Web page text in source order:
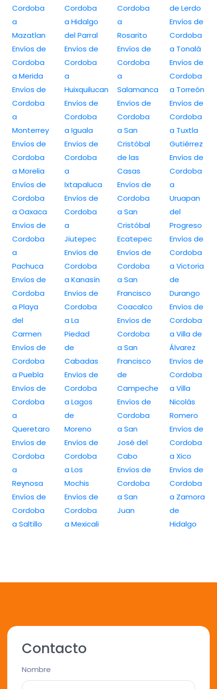
Cordoba
a
Mazatlan
Envíos de
Cordoba
a Merida
Envíos de
Cordoba
a
Monterrey
Envíos de
Cordoba
a Morelia
Envíos de
Cordoba
a Oaxaca
Envíos de
Cordoba
a
Pachuca
Envíos de
Cordoba
a Playa
del
Carmen
Envíos de
Cordoba
a Puebla
Envíos de
Cordoba
a
Queretaro
Envíos de
Cordoba
a
Reynosa
Envíos de
Cordoba
a Saltillo
Cordoba
a Hidalgo
del Parral
Envíos de
Cordoba
a
Huixquilucan
Envíos de
Cordoba
a Iguala
Envíos de
Cordoba
a
Ixtapaluca
Envíos de
Cordoba
a
Jiutepec
Envíos de
Cordoba
a Kanasín
Envíos de
Cordoba
a La
Piedad
de
Cabadas
Envíos de
Cordoba
a Lagos
de
Moreno
Envíos de
Cordoba
a Los
Mochis
Envíos de
Cordoba
a Mexicali
Cordoba
a
Rosarito
Envíos de
Cordoba
a
Salamanca
Envíos de
Cordoba
a San
Cristóbal
de las
Casas
Envíos de
Cordoba
a San
Cristóbal
Ecatepec
Envíos de
Cordoba
a San
Francisco
Coacalco
Envíos de
Cordoba
a San
Francisco
de
Campeche
Envíos de
Cordoba
a San
José del
Cabo
Envíos de
Cordoba
a San
Juan
de Lerdo
Envíos de
Cordoba
a Tonalá
Envíos de
Cordoba
a Torreón
Envíos de
Cordoba
a Tuxtla
Gutiérrez
Envíos de
Cordoba
a
Uruapan
del
Progreso
Envíos de
Cordoba
a Victoria
de
Durango
Envíos de
Cordoba
a Villa de
Álvarez
Envíos de
Cordoba
a Villa
Nicolás
Romero
Envíos de
Cordoba
a Xico
Envíos de
Cordoba
a Zamora
de
Hidalgo
Contacto
Nombre